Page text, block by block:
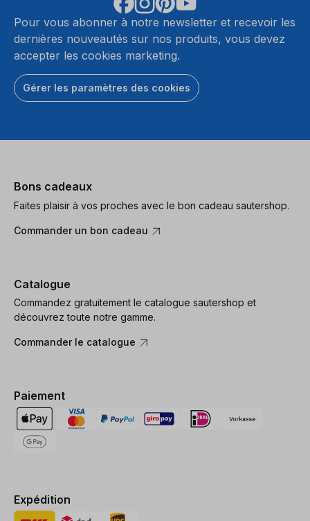
Pour vous abonner à notre newsletter et recevoir les
dernières nouveautés sur nos produits, vous devez
accepter les cookies marketing.
Gérer les paramètres des cookies
Bons cadeaux
Faites plaisir à vos proches avec le bon cadeau sautershop.
Commander un bon cadeau
Catalogue
Commandez gratuitement le catalogue sautershop et
découvrez toute notre gamme.
Commander le catalogue
Paiement
Expédition